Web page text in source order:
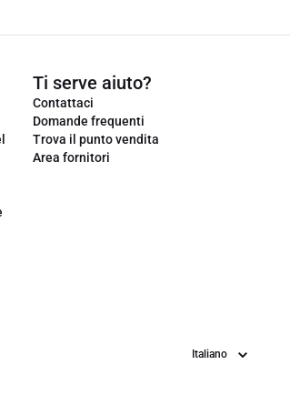
Ti serve aiuto?
Contattaci
Domande frequenti
Trova il punto vendita
Area fornitori
Lingua